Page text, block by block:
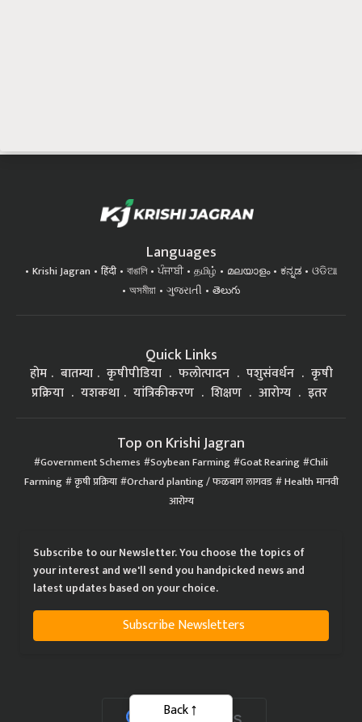
Languages
Krishi Jagran हिंदी বাঙালি ਪੰਜਾਬੀ தமிழ் മലയാളം ಕನ್ನಡ
ଓଡିଆ
অসমীয়া
ગુજરાતી తెలుగు
Quick Links
होम बातम्या कृषीपीडिया फलोत्पादन पशुसंवर्धन
कृषी
प्रक्रिया
यशकथा यांत्रिकीकरण शिक्षण आरोग्य इतर
Top on Krishi Jagran
Government Schemes Soybean Farming Goat Rearing Chili
Farming कृषी प्रक्रिया Orchard planting / फळबाग लागवड Health मानवी
आरोग्य
Subscribe to our Newsletter. You choose the topics of
your interest and we'll send you handpicked news and
latest updates based on your choice.
Subscribe Newsletters
Back